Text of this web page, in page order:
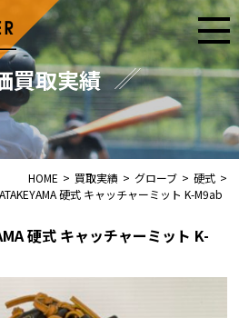
買取実績
HOME > 買取実績 > グローブ > 硬式 >
硬式 キャッチャーミット K-M9ab
硬式 キャッチャーミット K-